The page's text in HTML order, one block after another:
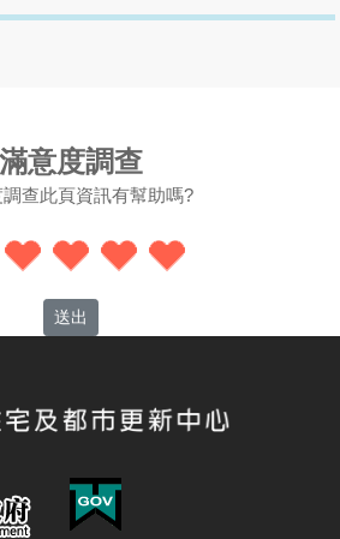
滿意度調查
查此頁資訊有幫助嗎?
送出